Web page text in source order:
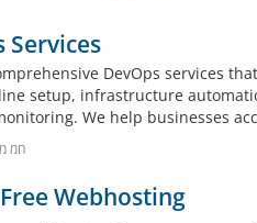
Services
DevOps services
setup, infrastructure
We help businesses
28חמ
Webhosting